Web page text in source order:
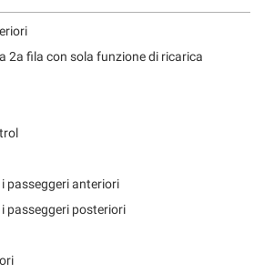
2a fila con sola funzione di ricarica
passeggeri anteriori
passeggeri posteriori